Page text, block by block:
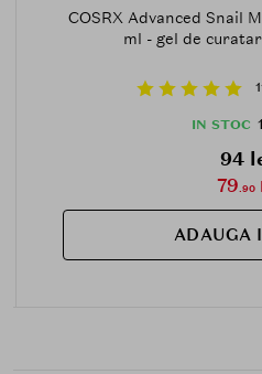
COSRX Advanced Snail
ml - gel de
IN STOC
94
79.90
ADAUGA